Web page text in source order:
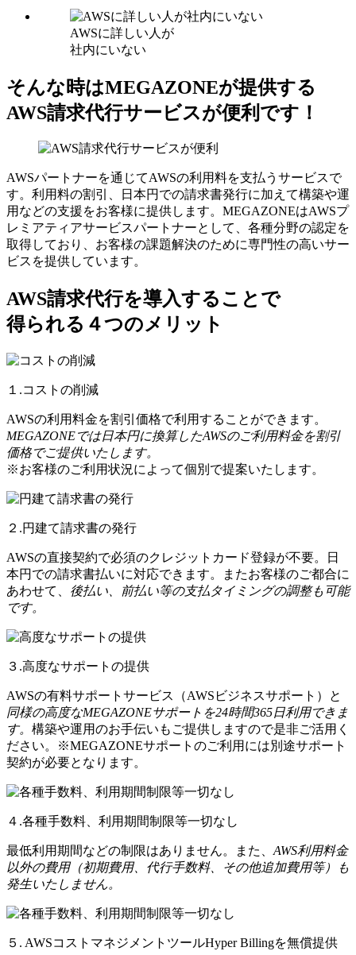
AWSに詳しい人が
社内にいない
そんな時はMEGAZONEが提供する
AWS請求代行サービスが便利です！
AWSパートナーを通じてAWSの利用料を支払うサービスで
す。利用料の割引、日本円での請求書発行に加えて構築や運
用などの支援をお客様に提供します。MEGAZONEはAWSプ
レミアティアサービスパートナーとして、各種分野の認定を
取得しており、お客様の課題解決のために専門性の高いサー
ビスを提供しています。
AWS請求代行を導入することで
得られる４つのメリット
１.コストの削減
AWSの利用料金を割引価格で利用することができます。
MEGAZONEでは日本円に換算したAWSのご利用料金を割引
価格でご提供いたします。
※お客様のご利用状況によって個別で提案いたします。
２.円建て請求書の発行
AWSの直接契約で必須のクレジットカード登録が不要。日
本円での請求書払いに対応できます。またお客様のご都合に
あわせて、 後払い、前払い等の支払タイミングの調整も可能
です。
３.高度なサポートの提供
AWSの有料サポートサービス（AWSビジネスサポート）と
同様の高度なMEGAZONEサポートを24時間365日利用できま
す。 構築や運用のお手伝いもご提供しますので是非ご活用く
ださい。※MEGAZONEサポートのご利用には別途サポート
契約が必要となります。
４.各種手数料、利用期間制限等一切なし
最低利用期間などの制限はありません。また、 AWS利用料金
以外の費用（初期費用、代行手数料、その他追加費用等）も
発生いたしません。
５. AWSコストマネジメントツールHyper Billingを無償提供